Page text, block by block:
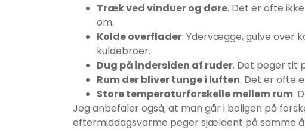
Træk ved vinduer og døre. Det er ofte
om.
Kolde overflader. Ydervægge, gulve over
kuldebroer.
Dug på indersiden af ruder. Det peger tit
Rum der bliver tunge i luften. Det er ofte
Store temperaturforskelle mellem rum.
Jeg anbefaler også, at man går i boligen på
eftermiddagsvarme peger sjældent på samme